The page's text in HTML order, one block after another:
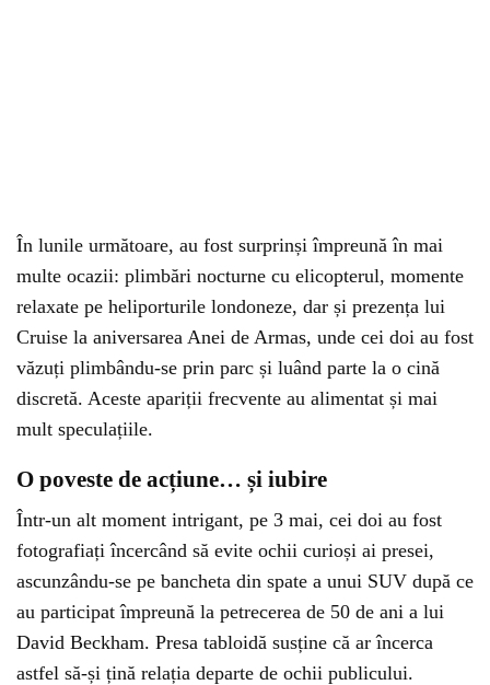
În lunile următoare, au fost surprinși împreună în mai
multe ocazii: plimbări nocturne cu elicopterul, momente
relaxate pe heliporturile londoneze, dar și prezența lui
Cruise la aniversarea Anei de Armas, unde cei doi au fost
văzuți plimbându-se prin parc și luând parte la o cină
discretă. Aceste apariții frecvente au alimentat și mai
mult speculațiile.
O poveste de acțiune… și iubire
Într-un alt moment intrigant, pe 3 mai, cei doi au fost
fotografiați încercând să evite ochii curioși ai presei,
ascunzându-se pe bancheta din spate a unui SUV după ce
au participat împreună la petrecerea de 50 de ani a lui
David Beckham. Presa tabloidă susține că ar încerca
astfel să-și țină relația departe de ochii publicului.